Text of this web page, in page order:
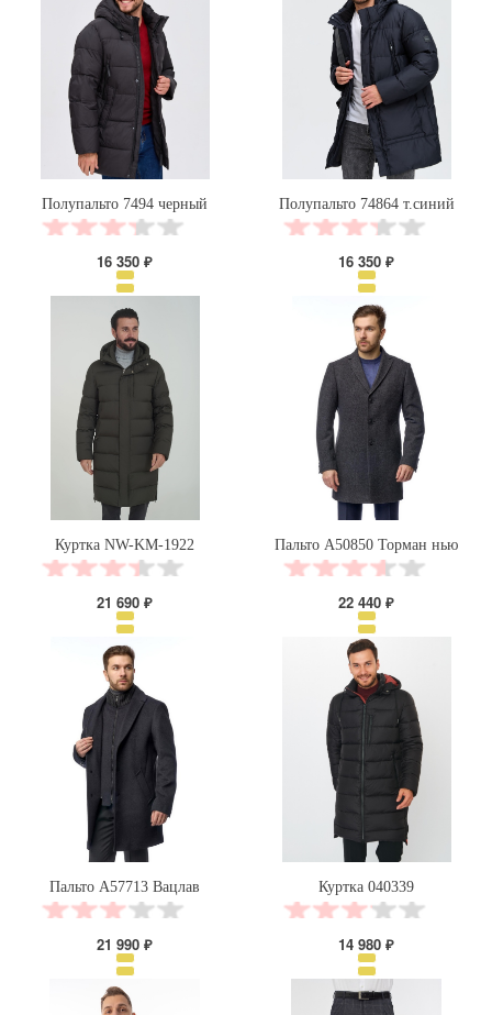
Полупальто 7494 черный
16 350 ₽
Полупальто 74864 т.синий
16 350 ₽
Куртка NW-KM-1922
21 690 ₽
Пальто А50850 Торман нью
22 440 ₽
Пальто А57713 Вацлав
21 990 ₽
Куртка 040339
14 980 ₽